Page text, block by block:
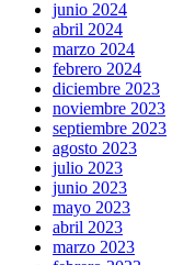
junio 2024
abril 2024
marzo 2024
febrero 2024
diciembre 2023
noviembre 2023
septiembre 2023
agosto 2023
julio 2023
junio 2023
mayo 2023
abril 2023
marzo 2023